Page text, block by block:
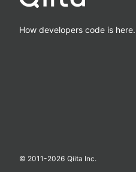
How developers code is here.
© 2011-2026 Qiita Inc.